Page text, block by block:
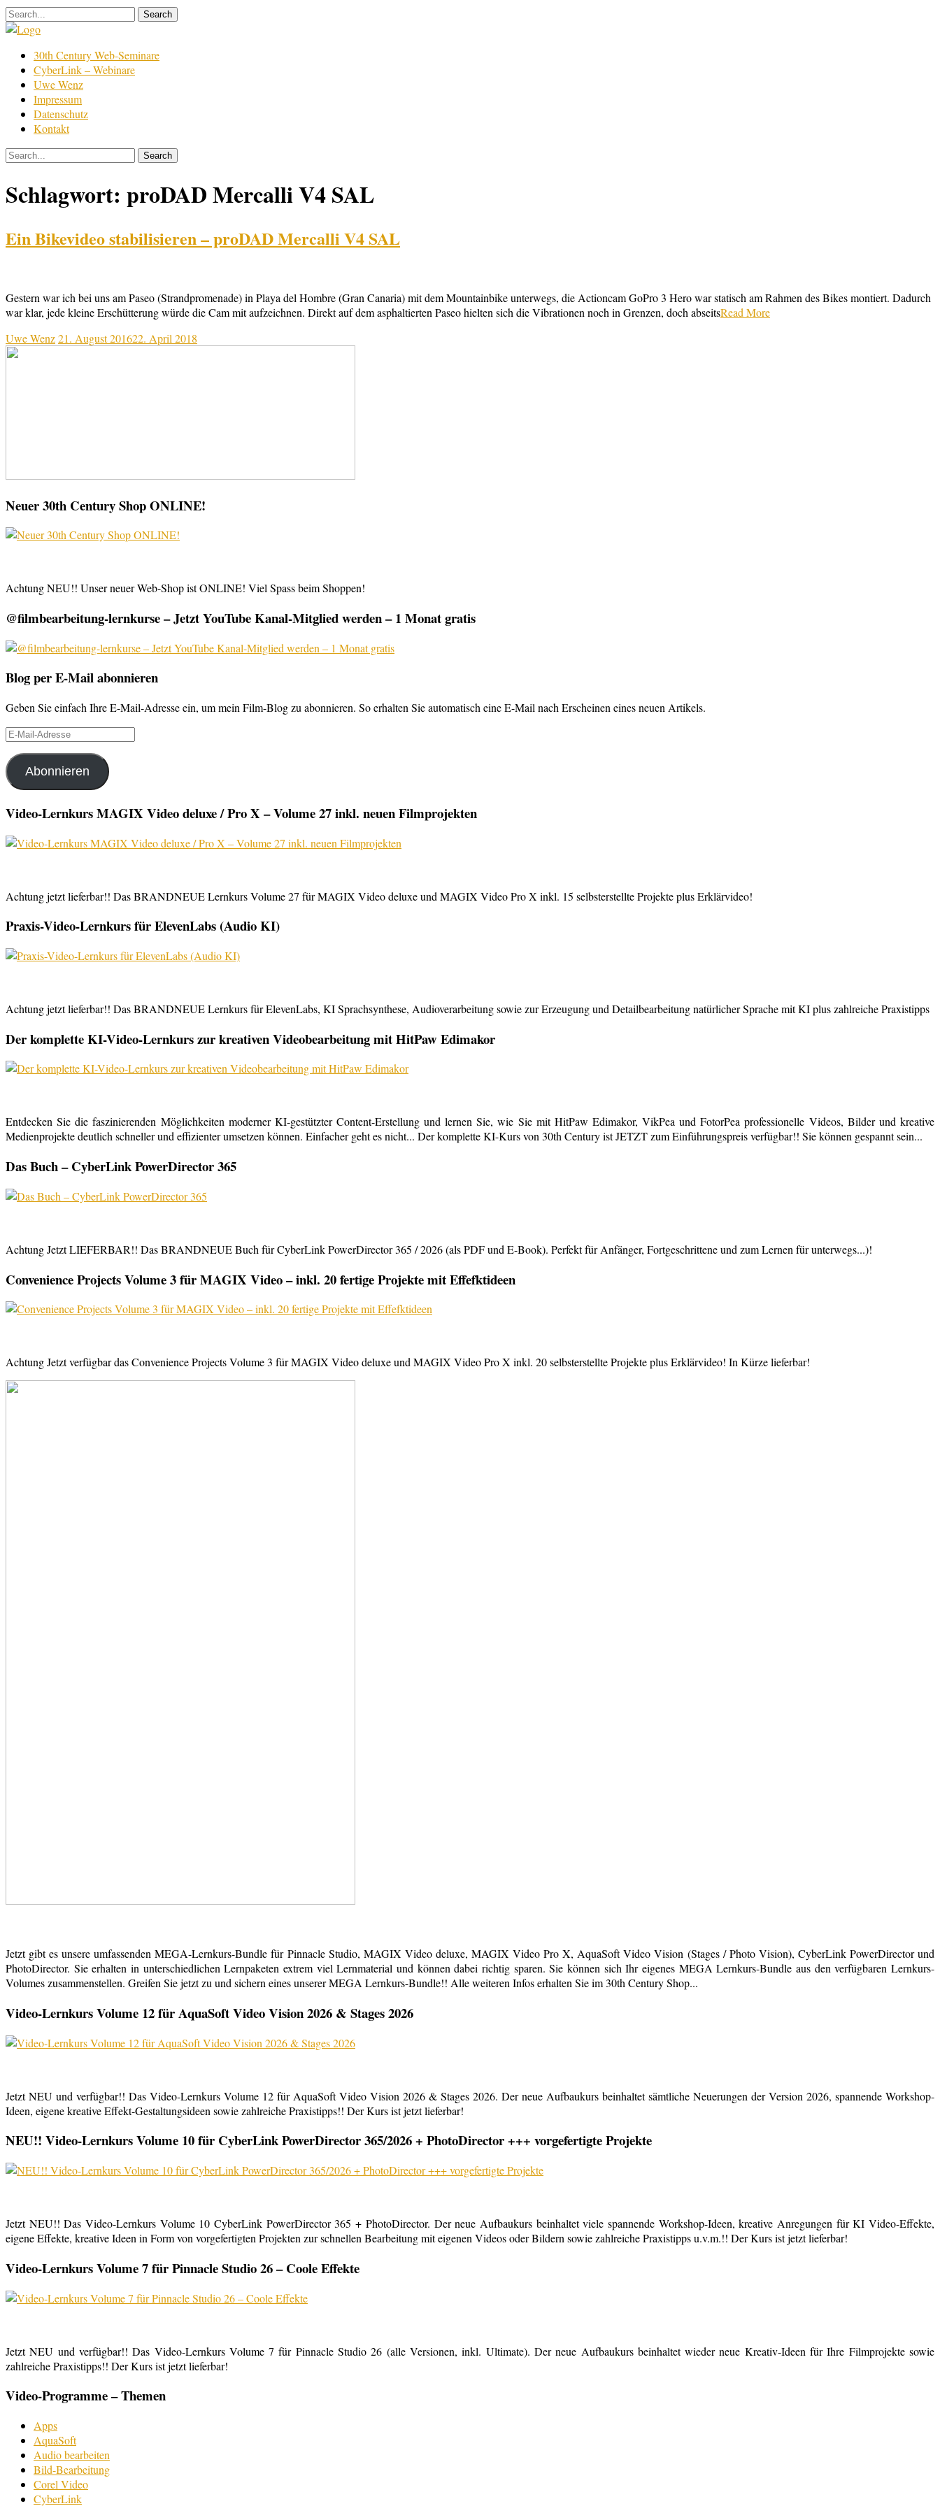
Skip
to
Film
Bearbeitung
30th Century Web-Seminare
CyberLink – Webinare
Uwe Wenz
Impressum
Datenschutz
Kontakt
Schlagwort: proDAD Mercalli V4 SAL
Ein Bikevideo stabilisieren – proDAD Mercalli V4 SAL
Gestern war ich bei uns am Paseo (Strandpromenade) in Playa del Hombre (Gran Canaria) mit dem Mountainbike unterwegs, die Actioncam GoPro 3 Hero war statisch am Rahmen des Bikes montiert. Dadurch
war klar, jede kleine Erschütterung würde die Cam mit aufzeichnen. Direkt auf dem asphaltierten Paseo hielten sich die Vibrationen noch in Grenzen, doch abseitsRead More
Uwe Wenz21. August 201622. April 2018
Neuer 30th Century Shop ONLINE!
Achtung NEU!! Unser neuer Web-Shop ist ONLINE! Viel Spass beim Shoppen!
@filmbearbeitung-lernkurse – Jetzt YouTube Kanal-Mitglied werden – 1 Monat gratis
Blog per E-Mail abonnieren
Geben Sie einfach Ihre E-Mail-Adresse ein, um mein Film-Blog zu abonnieren. So erhalten Sie automatisch eine E-Mail nach Erscheinen eines neuen Artikels.
E-
Adresse
Abonnieren
Video-Lernkurs MAGIX Video deluxe / Pro X – Volume 27 inkl. neuen Filmprojekten
Achtung jetzt lieferbar!! Das BRANDNEUE Lernkurs Volume 27 für MAGIX Video deluxe und MAGIX Video Pro X inkl. 15 selbsterstellte Projekte plus Erklärvideo!
Praxis-Video-Lernkurs für ElevenLabs (Audio KI)
Achtung jetzt lieferbar!! Das BRANDNEUE Lernkurs für ElevenLabs, KI Sprachsynthese, Audioverarbeitung sowie zur Erzeugung und Detailbearbeitung natürlicher Sprache mit KI plus zahlreiche Praxistipps
Der komplette KI-Video-Lernkurs zur kreativen Videobearbeitung mit HitPaw Edimakor
Entdecken Sie die faszinierenden Möglichkeiten moderner KI-gestützter Content-Erstellung und lernen Sie, wie Sie mit HitPaw Edimakor, VikPea und FotorPea professionelle Videos, Bilder und kreative
Medienprojekte deutlich schneller und effizienter umsetzen können. Einfacher geht es nicht... Der komplette KI-Kurs von 30th Century ist JETZT zum Einführungspreis verfügbar!! Sie können gespannt sein...
Das Buch – CyberLink PowerDirector 365
Achtung Jetzt LIEFERBAR!! Das BRANDNEUE Buch für CyberLink PowerDirector 365 / 2026 (als PDF und E-Book). Perfekt für Anfänger, Fortgeschrittene und zum Lernen für unterwegs...)!
Convenience Projects Volume 3 für MAGIX Video – inkl. 20 fertige Projekte mit Effefktideen
Achtung Jetzt verfügbar das Convenience Projects Volume 3 für MAGIX Video deluxe und MAGIX Video Pro X inkl. 20 selbsterstellte Projekte plus Erklärvideo! In Kürze lieferbar!
Jetzt gibt es unsere umfassenden MEGA-Lernkurs-Bundle für Pinnacle Studio, MAGIX Video deluxe, MAGIX Video Pro X, AquaSoft Video Vision (Stages / Photo Vision), CyberLink PowerDirector und
PhotoDirector. Sie erhalten in unterschiedlichen Lernpaketen extrem viel Lernmaterial und können dabei richtig sparen. Sie können sich Ihr eigenes MEGA Lernkurs-Bundle aus den verfügbaren Lernkurs-
Volumes zusammenstellen. Greifen Sie jetzt zu und sichern eines unserer MEGA Lernkurs-Bundle!! Alle weiteren Infos erhalten Sie im 30th Century Shop...
Video-Lernkurs Volume 12 für AquaSoft Video Vision 2026 & Stages 2026
Jetzt NEU und verfügbar!! Das Video-Lernkurs Volume 12 für AquaSoft Video Vision 2026 & Stages 2026. Der neue Aufbaukurs beinhaltet sämtliche Neuerungen der Version 2026, spannende Workshop-
Ideen, eigene kreative Effekt-Gestaltungsideen sowie zahlreiche Praxistipps!! Der Kurs ist jetzt lieferbar!
NEU!! Video-Lernkurs Volume 10 für CyberLink PowerDirector 365/2026 + PhotoDirector +++ vorgefertigte Projekte
Jetzt NEU!! Das Video-Lernkurs Volume 10 CyberLink PowerDirector 365 + PhotoDirector. Der neue Aufbaukurs beinhaltet viele spannende Workshop-Ideen, kreative Anregungen für KI Video-Effekte,
eigene Effekte, kreative Ideen in Form von vorgefertigten Projekten zur schnellen Bearbeitung mit eigenen Videos oder Bildern sowie zahlreiche Praxistipps u.v.m.!! Der Kurs ist jetzt lieferbar!
Video-Lernkurs Volume 7 für Pinnacle Studio 26 – Coole Effekte
Jetzt NEU und verfügbar!! Das Video-Lernkurs Volume 7 für Pinnacle Studio 26 (alle Versionen, inkl. Ultimate). Der neue Aufbaukurs beinhaltet wieder neue Kreativ-Ideen für Ihre Filmprojekte sowie
zahlreiche Praxistipps!! Der Kurs ist jetzt lieferbar!
Video-Programme – Themen
Apps
AquaSoft
Audio bearbeiten
Bild-Bearbeitung
Corel Video
CyberLink